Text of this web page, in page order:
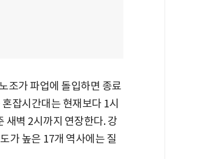
조가 파업에 돌입하면 종료
잡시간대는 현재보다 1시
새벽 2시까지 연장한다. 강
가 높은 17개 역사에는 질